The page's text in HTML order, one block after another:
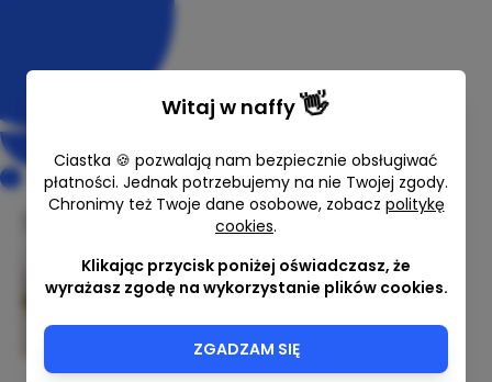
Kinga Polowa - Dietetyk kliniczny
99,00 zł
Witaj w naffy 👋
Ciastka 🍪 pozwalają nam bezpiecznie obsługiwać
płatności. Jednak potrzebujemy na nie Twojej zgody.
Chronimy też Twoje dane osobowe, zobacz politykę
cookies.
Klikając przycisk poniżej oświadczasz, że
wyrażasz zgodę na wykorzystanie plików cookies.
ZGADZAM SIĘ